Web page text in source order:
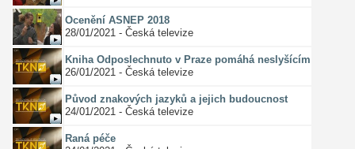
Ocenění ASNEP 2018
28/01/2021 - Česká televize
Kniha Odposlechnuto v Praze pomáhá neslyšícím
26/01/2021 - Česká televize
Původ znakových jazyků a jejich budoucnost
24/01/2021 - Česká televize
Raná péče